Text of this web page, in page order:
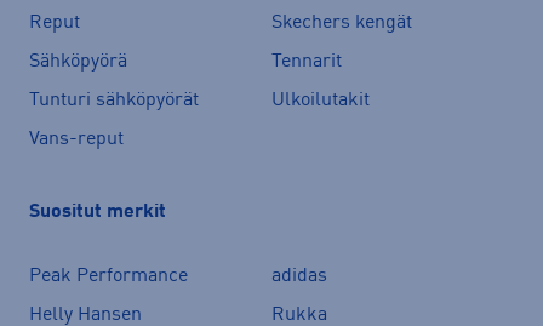
Reput
Skechers kengät
Sähköpyörä
Tennarit
Tunturi sähköpyörät
Ulkoilutakit
Vans-reput
Suositut merkit
Peak Performance
adidas
Helly Hansen
Rukka